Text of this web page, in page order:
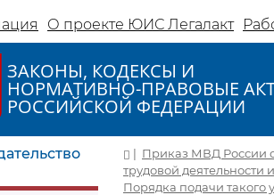
О проекте ЮИС Легалакт
ЗАКОНЫ, КОДЕКСЫ И
НОРМАТИВНО-ПРАВОВЫЕ
РОССИЙСКОЙ ФЕДЕРАЦИИ
| Приказ МВД России
трудовой
Порядка подачи